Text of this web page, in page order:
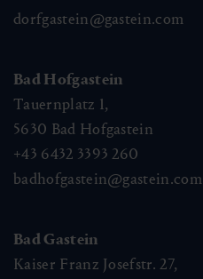
dorfgastein@gastein.com
Bad Hofgastein
Tauernplatz 1,
5630 Bad Hofgastein
+43 6432 3393 260
badhofgastein@gastein.com
Bad Gastein
Kaiser Franz Josefstr. 27,